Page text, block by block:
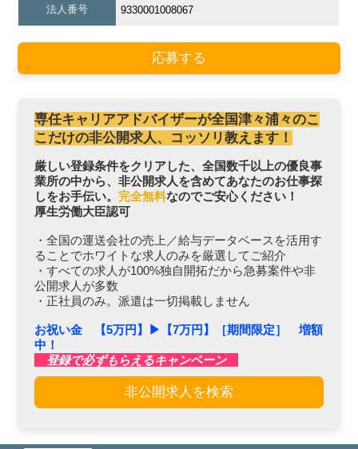
法人番号 9330001008067
応募する
専任キャリアアドバイザーが全国津々浦々のこ
こだけの非公開求人、コッソリ教えます！
厳しい登録条件をクリアした、全国数千以上の優良事
業所の中から、非公開求人を含めてあなたのお仕事探
しをお手伝い。 完全無料なのでご安心ください！
厚生労働大臣認可
・全国の運送会社の売上／給与データベースを活用す
ることでホワイトな求人のみを厳選してご紹介
・すべての求人が100%独自開拓だから急募案件や非
公開求人が多数
・正社員のみ。派遣は一切掲載しません
お祝い金 【5万円】▶︎【7万円】［期間限定］ 増額
中！
登録で必ずもらえるキャンペーン
非公開求人を検索